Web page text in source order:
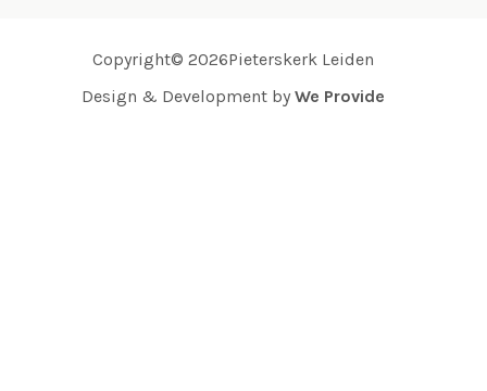
Copyright© 2026Pieterskerk Leiden
Design & Development by We Provide